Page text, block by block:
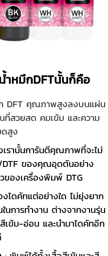
ำหมึกDFTนั้นก็คือ
DFT คุณภาพสูงลงบนแผ่น
ที่สวยสด คมเข้ม และความ
ดสูง
รานั้นการันตีคุณภาพที่จะไม่
DTF ของคุณอุดตันอย่าง
ของเครื่องพิมพ์ DTG
งไดคัทแต่อย่างใด ไม่ยุ่งยาก
นการทำงาน ต่างจากงานรุ่น
ข้ม-อ่อน และนำมาไดคัทอีก